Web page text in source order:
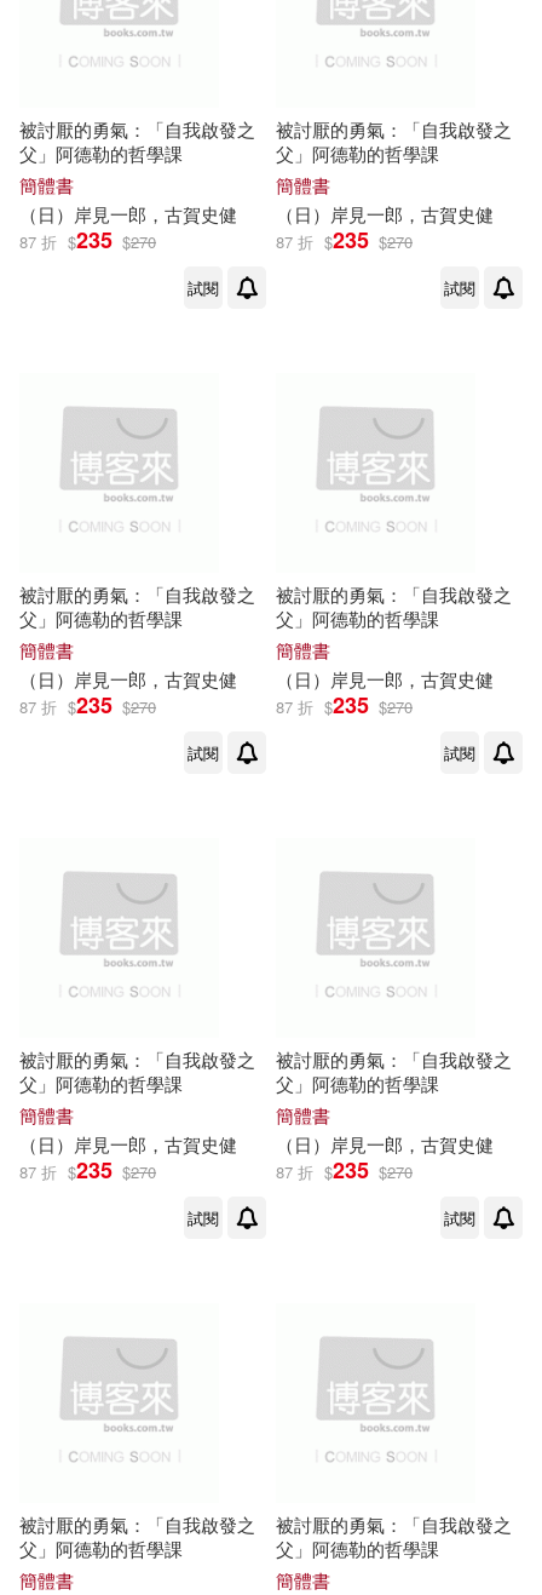
被討厭的勇氣：「自我啟發之
父」阿德勒的哲學課
簡體書
（日） 岸見一郎 ， 古賀史健
87 折 $235 $270
試閱
被討厭的勇氣：「自我啟發之
父」阿德勒的哲學課
簡體書
（日） 岸見一郎 ， 古賀史健
87 折 $235 $270
試閱
被討厭的勇氣：「自我啟發之
父」阿德勒的哲學課
簡體書
（日） 岸見一郎 ， 古賀史健
87 折 $235 $270
試閱
被討厭的勇氣：「自我啟發之
父」阿德勒的哲學課
簡體書
（日） 岸見一郎 ， 古賀史健
87 折 $235 $270
試閱
被討厭的勇氣：「自我啟發之
父」阿德勒的哲學課
簡體書
（日） 岸見一郎 ， 古賀史健
87 折 $235 $270
試閱
被討厭的勇氣：「自我啟發之
父」阿德勒的哲學課
簡體書
（日） 岸見一郎 ， 古賀史健
87 折 $235 $270
試閱
被討厭的勇氣：「自我啟發之
父」阿德勒的哲學課
簡體書
被討厭的勇氣：「自我啟發之
父」阿德勒的哲學課
簡體書